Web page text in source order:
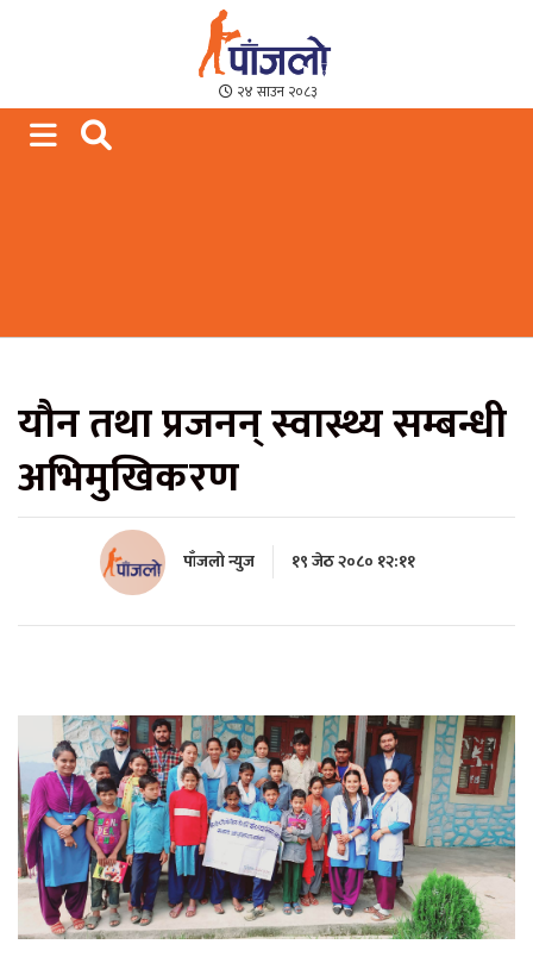
Paajalo News
We are from Far West Nepal
२४ साउन २०८३
यौन तथा प्रजनन् स्वास्थ्य सम्बन्धी
अभिमुखिकरण
पाँजलो न्युज १९ जेठ २०८० १२:११